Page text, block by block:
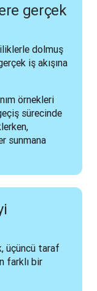
gerçek
dolmuş
iş akışına
örnekleri
sürecinde
sunmana
üçüncü taraf
farklı bir